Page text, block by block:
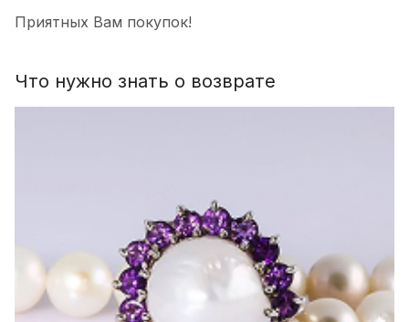
Приятных Вам покупок!
Что нужно знать о возврате